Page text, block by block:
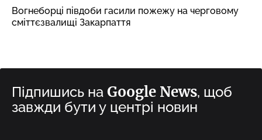
Вогнеборці півдоби гасили пожежу на черговому
сміттєзвалищі Закарпаття
Підпишись на Google News, щоб
завжди бути у центрі новин